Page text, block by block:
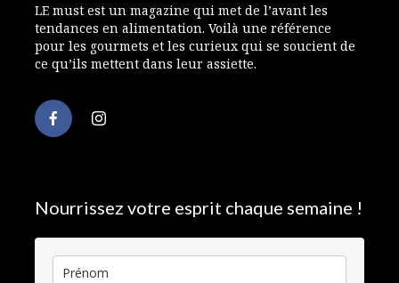
LE must est un magazine qui met de l’avant les
tendances en alimentation. Voilà une référence
pour les gourmets et les curieux qui se soucient de
ce qu’ils mettent dans leur assiette.
Nourrissez votre esprit chaque semaine !